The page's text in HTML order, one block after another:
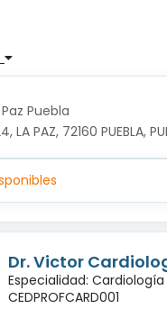
Puebla
LA PAZ, 72160 PUEBLA,
Dr. Victor
Especialidad:
CEDPROFCARD001